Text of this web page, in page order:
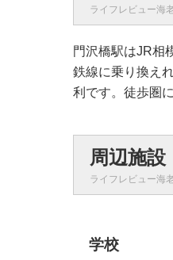
ライフレビュー海
門沢橋駅はJR相
鉄線に乗り換え
利です。徒歩圏
周辺施設
ライフレビュー海
学校